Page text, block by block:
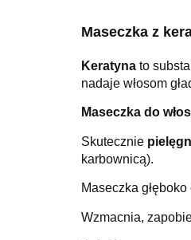
Maseczka z
Keratyna to
nadaje włosom
Maseczka do
Skutecznie
karbownicą).
Maseczka głęboko
Wzmacnia,